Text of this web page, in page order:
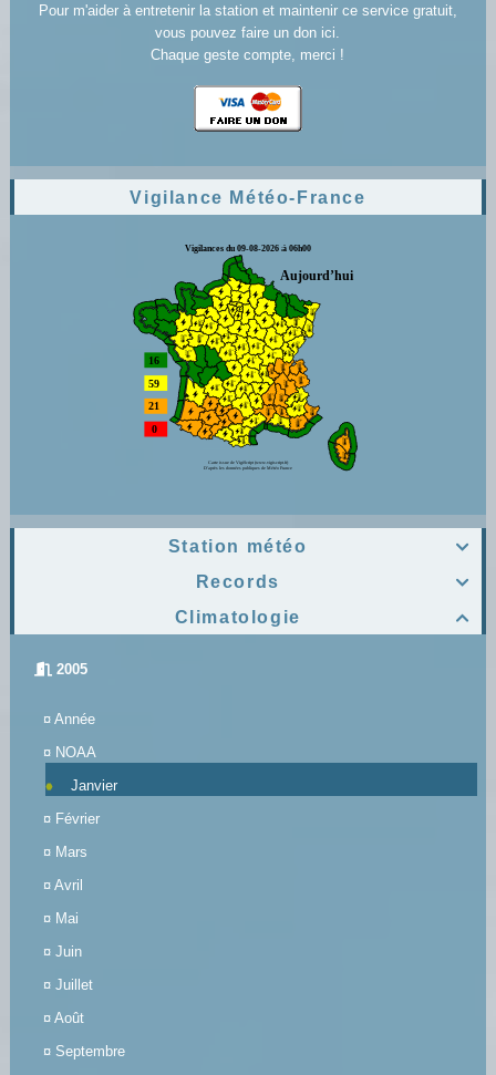
Pour m'aider à entretenir la station et maintenir ce service gratuit,
vous pouvez faire un don ici.
Chaque geste compte, merci !
Vigilance Météo-France

Station météo

Records

Climatologie
2005
¤ Année
¤ NOAA
Janvier
¤ Février
¤ Mars
¤ Avril
¤ Mai
¤ Juin
¤ Juillet
¤ Août
¤ Septembre